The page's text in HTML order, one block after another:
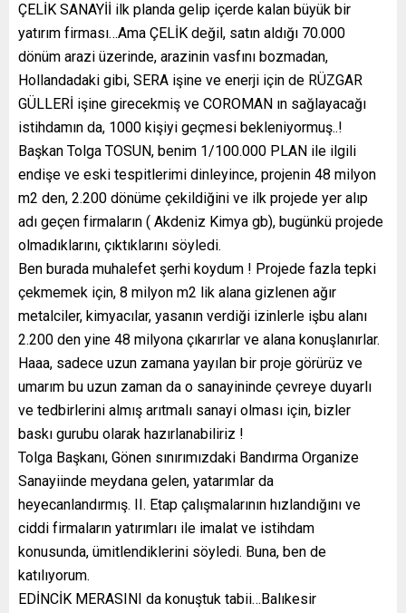
ÇELİK SANAYİİ ilk planda gelip içerde kalan büyük bir
yatırım firması…Ama ÇELİK değil, satın aldığı 70.000
dönüm arazi üzerinde, arazinin vasfını bozmadan,
Hollandadaki gibi, SERA işine ve enerji için de RÜZGAR
GÜLLERİ işine girecekmiş ve COROMAN ın sağlayacağı
istihdamın da, 1000 kişiyi geçmesi bekleniyormuş..!
Başkan Tolga TOSUN, benim 1/100.000 PLAN ile ilgili
endişe ve eski tespitlerimi dinleyince, projenin 48 milyon
m2 den, 2.200 dönüme çekildiğini ve ilk projede yer alıp
adı geçen firmaların ( Akdeniz Kimya gb), bugünkü projede
olmadıklarını, çıktıklarını söyledi.
Ben burada muhalefet şerhi koydum ! Projede fazla tepki
çekmemek için, 8 milyon m2 lik alana gizlenen ağır
metalciler, kimyacılar, yasanın verdiği izinlerle işbu alanı
2.200 den yine 48 milyona çıkarırlar ve alana konuşlanırlar.
Haaa, sadece uzun zamana yayılan bir proje görürüz ve
umarım bu uzun zaman da o sanayininde çevreye duyarlı
ve tedbirlerini almış arıtmalı sanayi olması için, bizler
baskı gurubu olarak hazırlanabiliriz !
Tolga Başkanı, Gönen sınırımızdaki Bandırma Organize
Sanayiinde meydana gelen, yatarımlar da
heyecanlandırmış. II. Etap çalışmalarının hızlandığını ve
ciddi firmaların yatırımları ile imalat ve istihdam
konusunda, ümitlendiklerini söyledi. Buna, ben de
katılıyorum.
EDİNCİK MERASINI da konuştuk tabii…Balıkesir